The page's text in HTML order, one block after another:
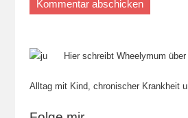
Hier schreibt Wheelymum
Alltag mit Kind, chronischer Krankheit